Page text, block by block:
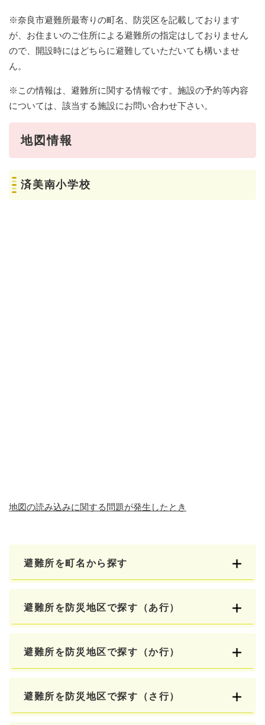
※奈良市避難所最寄りの町名、防災区を記載しております
が、お住まいのご住所による避難所の指定はしておりません
ので、開設時にはどちらに避難していただいても構いませ
ん。
※この情報は、避難所に関する情報です。施設の予約等内容
については、該当する施設にお問い合わせ下さい。
地図情報
済美南小学校
地図の読み込みに関する問題が発生したとき
避難所を町名から探す
避難所を防災地区で探す（あ行）
避難所を防災地区で探す（か行）
避難所を防災地区で探す（さ行）